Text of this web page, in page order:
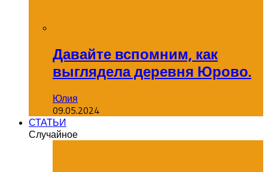
Давайте вспомним, как
выглядела деревня Юрово.
Юлия
09.05.2024
СТАТЬИ
Случайное